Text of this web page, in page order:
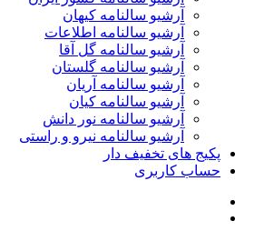
آرشیو سالنامه کیهان
آرشیو سالنامه اطلاعات
آرشیو سالنامه گل آقا
آرشیو سالنامه گلستان
آرشیو سالنامه آریان
آرشیو سالنامه کیان
آرشیو سالنامه نور دانش
آرشیو سالنامه نیرو و راستی
پکیج های تخفیف دار
حساب کاربری